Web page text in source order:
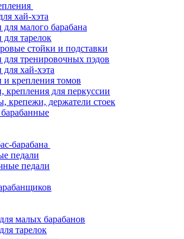
хай-хэта
малого барабана
тарелок
стойки и подставки
для тренировочных пэдов
хай-хэта
и крепления томов
крепления для перкуссии
крепежи, держатели стоек
барабана
педали
педали
малых барабанов
тарелок